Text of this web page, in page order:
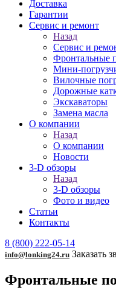
Доставка
Гарантии
Сервис и ремонт
Назад
Сервис и
Фронтальные
Мини-
Вилочные
Дорожные
Экскаваторы
Замена масла
О компании
Назад
О компании
Новости
3-D обзоры
Назад
3-D обзоры
Фото и видео
Статьи
Контакты
8 (800) 222-05-14
info@lonking24.ru Заказать
Фронтальные